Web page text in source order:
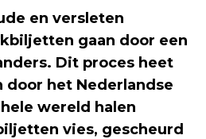
en versleten
gaan door een
Dit proces heet
door het Nederlandse
wereld halen
vies, gescheurd